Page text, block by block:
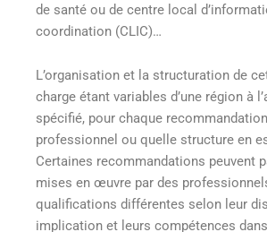
de santé ou de centre local
coordination (CLIC)…
L’organisation et la structuration de
charge étant variables d’une région à
spécifié, pour chaque
professionnel ou quelle structure en
Certaines recommandations peuvent
mises en œuvre par des
qualifications différentes selon leur
implication et leurs compétences